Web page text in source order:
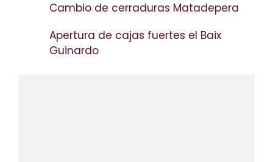
Cambio de cerraduras Matadepera
Apertura de cajas fuertes el Baix
Guinardo